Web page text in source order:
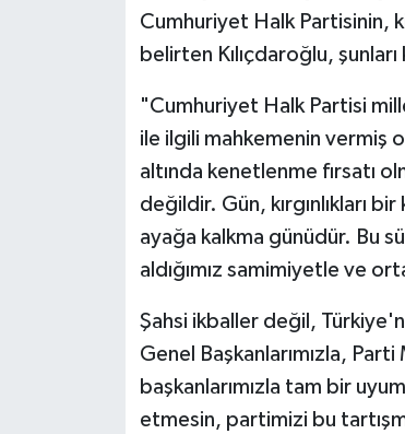
Cumhuriyet Halk Partisinin,
belirten Kılıçdaroğlu,
"Cumhuriyet Halk Partisi
ile ilgili mahkemenin vermiş
altında kenetlenme fırsatı
değildir. Gün, kırgınlıkları
ayağa kalkma günüdür. Bu
aldığımız samimiyetle ve
Şahsi ikballer değil,
Genel Başkanlarımızla,
başkanlarımızla tam bir
etmesin, partimizi bu